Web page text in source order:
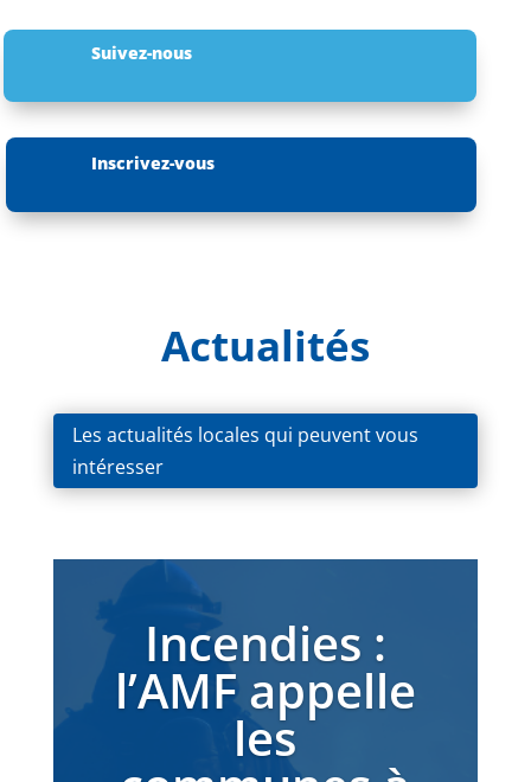
Suivez-nous
Inscrivez-vous
Actualités
Les actualités locales qui peuvent vous
intéresser
Incendies :
l’AMF appelle
les